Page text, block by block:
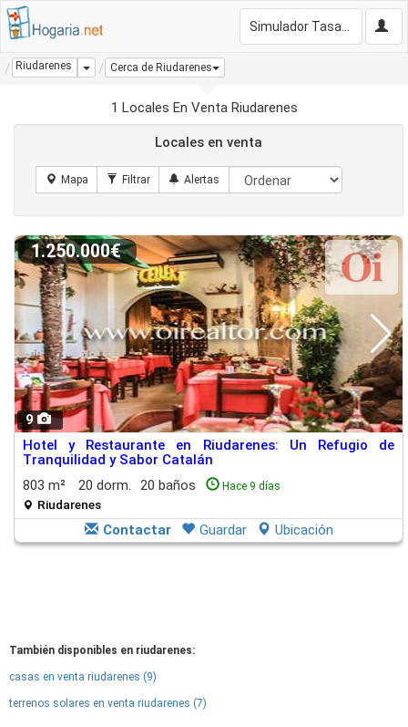
Riudarenes Dropdown
Cerca de Riudarenes
1 Locales En Venta Riudarenes
Locales en venta
9
1.250.000€
Hotel y Restaurante en Riudarenes: Un Refugio de
Tranquilidad y Sabor Catalán
803 m²
20 dorm. 20 baños Hace 9 días
Riudarenes
Contactar Guardar Ubicación
También disponibles en riudarenes:
casas en venta riudarenes (9)
terrenos solares en venta riudarenes (7)